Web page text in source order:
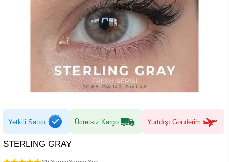
Yetkili Satıcı Ücretsiz Kargo Yurtdışı Gönderim
STERLING GRAY